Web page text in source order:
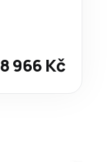
8 966 Kč